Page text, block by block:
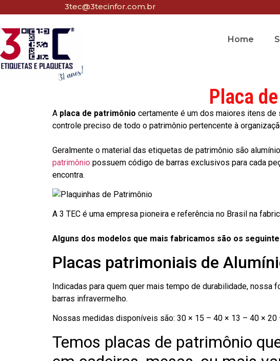
3tec@3tecinfor.com.br
Home
Placa
A placa de patrimônio certamente é um dos maiores itens de
controle preciso de todo o patrimônio pertencente à
Geralmente o material das etiquetas de patrimônio são
patrimônio possuem código de barras exclusivos para cada
encontra.
A 3 TEC é uma empresa pioneira e referência no Brasil na
Alguns dos modelos que mais fabricamos são os
Placas patrimoniais de
Indicadas para quem quer mais tempo de durabilidade,
barras infravermelho.
Nossas medidas disponíveis são: 30 × 15 – 40 × 13 – 40 ×
Temos placas de patrimônio